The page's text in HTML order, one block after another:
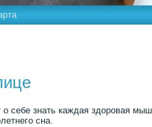
о себе знать каждая здоровая
сна.